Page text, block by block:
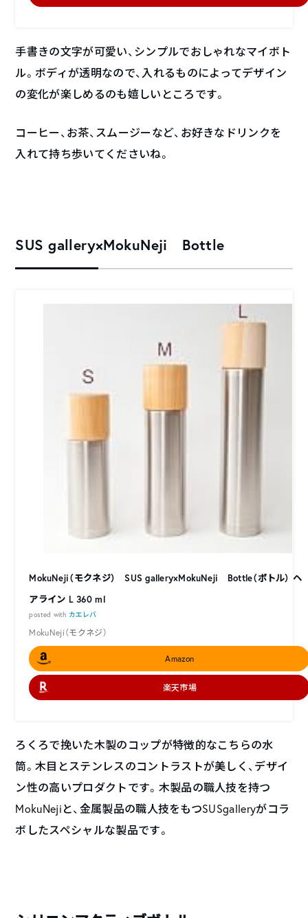
手書きの文字が可愛い、シンプルでおしゃれなマイボト
ル。ボディが透明なので、入れるものによってデザイン
の変化が楽しめるのも嬉しいところです。
コーヒー、お茶、スムージーなど、お好きなドリンクを
入れて持ち歩いてくださいね。
SUS gallery×MokuNeji Bottle
MokuNeji（モクネジ） SUS gallery×MokuNeji Bottle（ボトル） ヘ
アライン L 360 ml
posted with カエレバ
MokuNeji（モクネジ）
Amazon
楽天市場
ろくろで挽いた木製のコップが特徴的なこちらの水
筒。木目とステンレスのコントラストが美しく、デザイ
ン性の高いプロダクトです。木製品の職人技を持つ
MokuNejiと、金属製品の職人技をもつSUSgalleryがコラ
ボしたスペシャルな製品です。